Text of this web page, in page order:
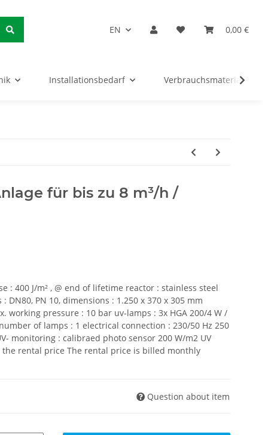
EN 0,00 €
Installationsbedarf Verbrauchsmaterialien
für bis zu 8 m³/h /
: 400 J/m² , @ end of lifetime reactor : stainless steel
DN80, PN 10, dimensions : 1.250 x 370 x 305 mm
working pressure : 10 bar uv-lamps : 3x HGA 200/4 W /
of lamps : 1 electrical connection : 230/50 Hz 250
monitoring : calibraed photo sensor 200 W/m2 UV
the rental price The rental price is billed monthly
Question about item